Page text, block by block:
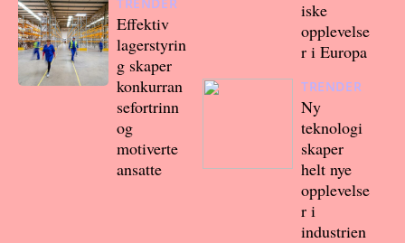
Effektiv
lagerstyrin
g skaper
konkurran
sefortrinn
og
motiverte
ansatte
iske
opplevelse
r i Europa
TRENDER
Ny
teknologi
skaper
helt nye
opplevelse
r i
industrien